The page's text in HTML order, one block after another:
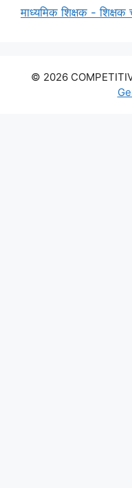
माध्यमिक शिक्षक -
© 2026